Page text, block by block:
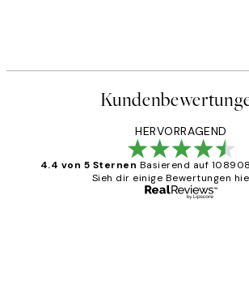
HERVORRAGEND
4.4 von 5 Sternen Basierend auf
Sieh dir einige Bewertungen